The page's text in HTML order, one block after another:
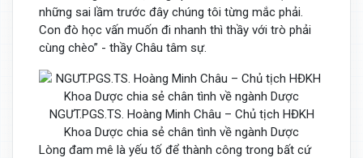
những sai lầm trước đây chúng tôi từng mắc phải.
Con đò học vấn muốn đi nhanh thì thầy với trò phải
cùng chèo” - thầy Châu tâm sự.
NGƯT.PGS.TS. Hoàng Minh Châu – Chủ tịch HĐKH
Khoa Dược chia sẻ chân tình về ngành Dược
Lòng đam mê là yếu tố để thành công trong bất cứ